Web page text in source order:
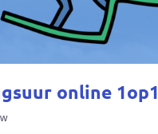
online 1op1